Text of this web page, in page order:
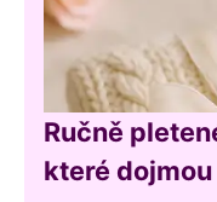
Ručně
které dojmou